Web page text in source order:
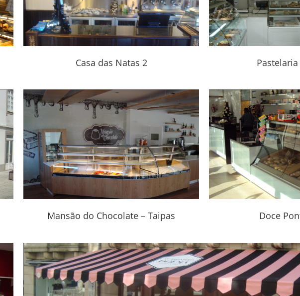
Casa das Natas 2
Pastelaria do Alívio
Mansão do Chocolate – Taipas
Doce Ponte Prado
Doce